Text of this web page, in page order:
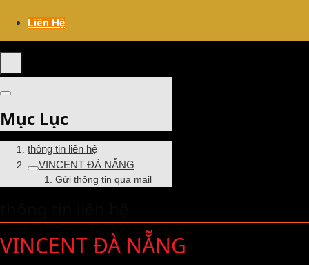
Liên Hệ
Mục Lục
thông tin liên hệ
VINCENT ĐÀ NẴNG
Gửi thông tin qua mail
VINCENT ĐÀ NẴNG